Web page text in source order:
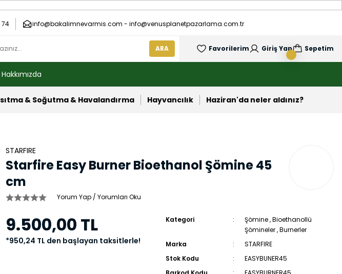
info@bakalimnevarmis.com - info@venusplanetpazarlama.com.tr
ARA Favorilerim Giriş Yap Sepetim
Hakkımızda
& Soğutma & Havalandırma Hayvancılık Haziran'da neler aldınız?
STARFIRE
Starfire Easy Burner Bioethanol Şömine 45
cm
Yorum Yap / Yorumları Oku
9.500,00 TL
*950,24 TL den başlayan taksitlerle!
Kategori Şömine,Bioethanollü
Şömineler,Burnerler
Marka
STARFIRE
Stok Kodu
EASYBUNER45